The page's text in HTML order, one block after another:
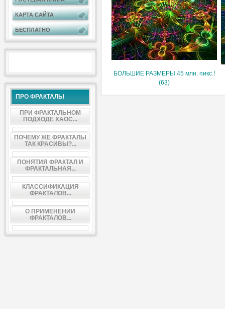
КАРТА САЙТА
БЕСПЛАТНО
ПРО ФРАКТАЛЫ
ПРИ ФРАКТАЛЬНОМ
ПОДХОДЕ ХАОС...
ПОЧЕМУ ЖЕ ФРАКТАЛЫ
ТАК КРАСИВЫ?...
ПОНЯТИЯ ФРАКТАЛ И
ФРАКТАЛЬНАЯ...
КЛАССИФИКАЦИЯ
ФРАКТАЛОВ...
О ПРИМЕНЕНИИ
ФРАКТАЛОВ...
БОЛЬШИЕ РАЗМЕРЫ 45 млн. пикс.!
(63)